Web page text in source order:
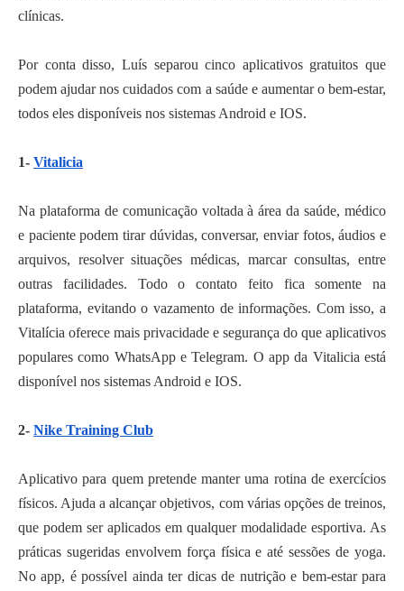
clínicas.
Por conta disso, Luís separou cinco aplicativos gratuitos que
podem ajudar nos cuidados com a saúde e aumentar o bem-estar,
todos eles disponíveis nos sistemas Android e IOS.
1- Vitalicia
Na plataforma de comunicação voltada à área da saúde, médico
e paciente podem tirar dúvidas, conversar, enviar fotos, áudios e
arquivos, resolver situações médicas, marcar consultas, entre
outras facilidades. Todo o contato feito fica somente na
plataforma, evitando o vazamento de informações. Com isso, a
Vitalícia oferece mais privacidade e segurança do que aplicativos
populares como WhatsApp e Telegram. O app da Vitalicia está
disponível nos sistemas Android e IOS.
2- Nike Training Club
Aplicativo para quem pretende manter uma rotina de exercícios
físicos. Ajuda a alcançar objetivos, com várias opções de treinos,
que podem ser aplicados em qualquer modalidade esportiva. As
práticas sugeridas envolvem força física e até sessões de yoga.
No app, é possível ainda ter dicas de nutrição e bem-estar para